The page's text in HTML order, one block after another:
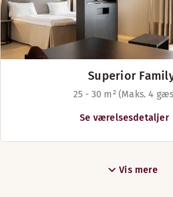
Superior
25 - 30 m² (Maks. 4
Se værelsesdetaljer
Vis mere
Internet via kabel på værelset
Vis mere
Med forbehold for tilgængelighed
Senge til 6 gæster